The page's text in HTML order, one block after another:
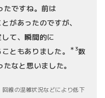
たですね。前は
があったのですが、
て、瞬間的に
ともありました。
＊3数
なと思いました。
線の混雑状況などにより低下